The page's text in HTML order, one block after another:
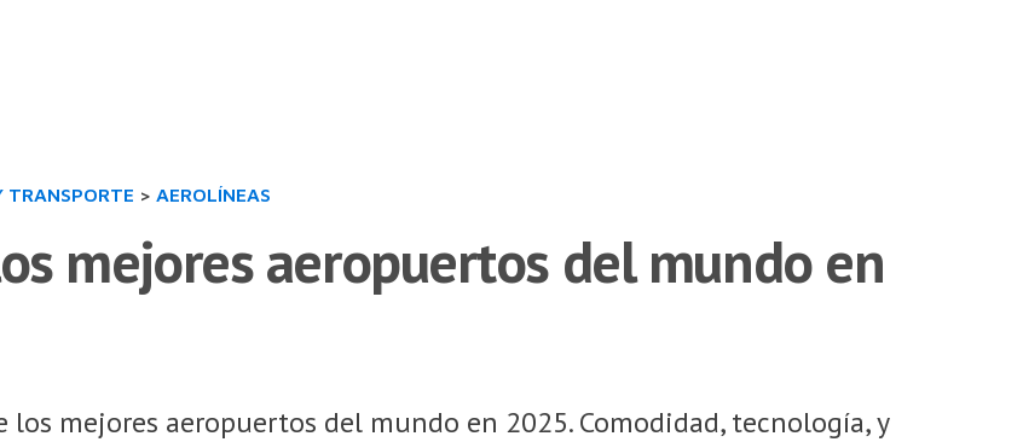
TRANSPORTE > AEROLÍNEAS
mejores aeropuertos del mundo en
los mejores aeropuertos del mundo en 2025. Comodidad, tecnología, y